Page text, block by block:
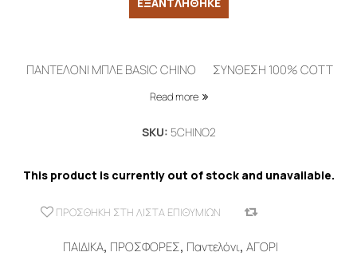
ΠΑΝΤΕΛΟΝΙ ΜΠΛΕ BASIC CHINO ΣΥΝΘΕΣΗ 100% COTT
Read more
SKU: 5CHINO2
This product is currently out of stock and unavailable.
ΠΡΟΣΘΉΚΗ ΣΤΗ ΛΊΣΤΑ ΕΠΙΘΥΜΙΏΝ
ΠΑΙΔΙΚΑ, ΠΡΟΣΦΟΡΕΣ, Παντελόνι, ΑΓΟΡΙ